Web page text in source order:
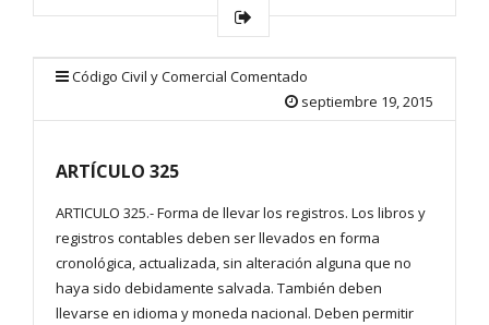
Código Civil y Comercial Comentado
septiembre 19, 2015
ARTÍCULO 325
ARTICULO 325.- Forma de llevar los registros. Los libros y
registros contables deben ser llevados en forma
cronológica, actualizada, sin alteración alguna que no
haya sido debidamente salvada. También deben
llevarse en idioma y moneda nacional. Deben permitir